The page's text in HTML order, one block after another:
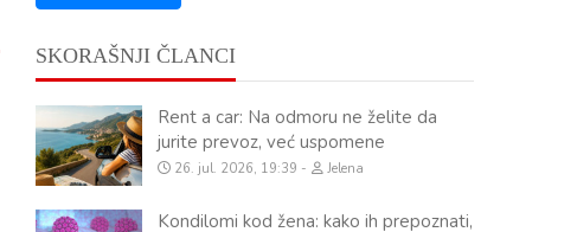
SKORAŠNJI ČLANCI
Rent a car: Na odmoru ne želite da
jurite prevoz, već uspomene
26. jul. 2026, 19:39 Jelena
Kondilomi kod žena: kako ih prepoznati,